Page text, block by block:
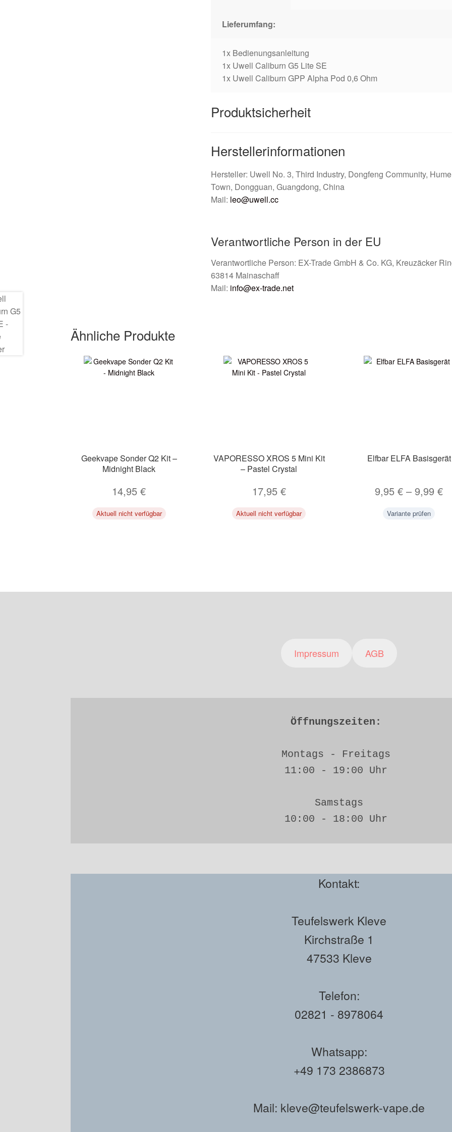
Lieferumfang:
1x Bedienungsanleitung
1x Uwell Caliburn G5 Lite SE
1x Uwell Caliburn GPP Alpha Pod 0,6 Ohm
Produktsicherheit
Herstellerinformationen
Hersteller: Uwell No. 3, Third Industry, Dongfeng Community,
Town, Dongguan, Guangdong, China
Mail: leo@uwell.cc
Verantwortliche Person in der EU
Verantwortliche Person: EX-Trade GmbH & Co. KG, Kreuzäcker
63814 Mainaschaff
Mail: info@ex-trade.net
Ähnliche Produkte
Geekvape Sonder Q2 Kit –
Midnight Black
14,95€
Aktuell nicht verfügbar
VAPORESSO XROS 5 Mini Kit
– Pastel Crystal
17,95 €
Aktuell nicht verfügbar
Elfbar ELFA Basisgerät
9,95€ –9,99€
Variante prüfen
Impressum AGB
Öffnungszeiten:
Montags - Freitags
11:00 - 19:00 Uhr
Samstags
10:00 - 18:00 Uhr
Kontakt:
Teufelswerk Kleve
Kirchstraße 1
47533 Kleve
Telefon:
02821 - 8978064
Whatsapp:
+49 173 2386873
Mail: kleve@teufelswerk-vape.de